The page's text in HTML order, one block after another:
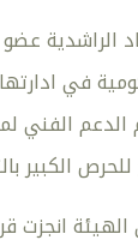
عضو
في
الدعم الفني
الكبير